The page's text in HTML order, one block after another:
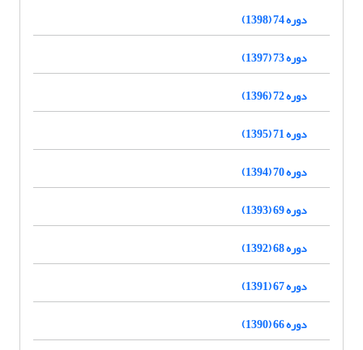
دوره 74 (1398)
دوره 73 (1397)
دوره 72 (1396)
دوره 71 (1395)
دوره 70 (1394)
دوره 69 (1393)
دوره 68 (1392)
دوره 67 (1391)
دوره 66 (1390)